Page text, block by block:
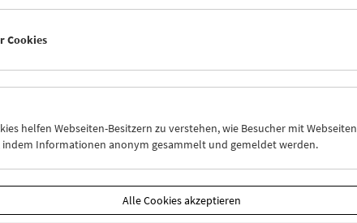
Cookies
helfen Webseiten-Besitzern zu verstehen, wie Besucher mit Webseiten
indem Informationen anonym gesammelt und gemeldet werden.
Alle Cookies akzeptieren